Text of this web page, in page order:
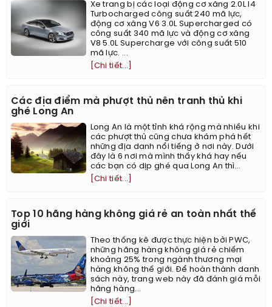
Xe trang bị các loại động cơ xăng 2.0L I4
Turbocharged công suất 240 mã lực,
động cơ xăng V6 3.0L Supercharged có
công suất 340 mã lực và động cơ xăng
V8 5.0L Supercharge với công suất 510
mã lực. ...
[Chi tiết...]
Các địa điểm mà phượt thủ nên tranh thủ khi
ghé Long An
Long An là một tỉnh khá rộng mà nhiều khi
các phượt thủ cũng chưa khám phá hết
những địa danh nổi tiếng ở nơi này. Dưới
đây là 6 nơi mà mình thấy khá hay nếu
các bạn có dịp ghé qua Long An thì...
[Chi tiết...]
Top 10 hãng hàng không giá rẻ an toàn nhất thế
giới
Theo thống kê được thực hiện bởi PWC,
những hãng hàng không giá rẻ chiếm
khoảng 25% trong ngành thương mại
hàng không thế giới. Để hoàn thành danh
sách này, trang web này đã đánh giá mỗi
hãng hàng...
[Chi tiết...]